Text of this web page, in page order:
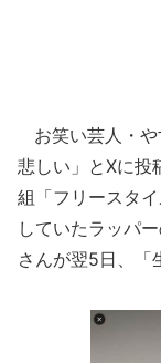
お笑い芸人・
悲しい」とXに投
組「フリースタ
していたラッパ
さんが翌5日、「